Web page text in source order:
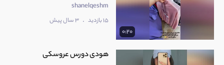
0:20
shanelqeshm
15 بازدید . 3 سال پیش
هودی دورس عروسکی